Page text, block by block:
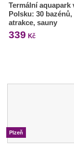
Termální aquapark
Polsku: 30 bazénů,
atrakce, sauny
339 Kč
Plzeň